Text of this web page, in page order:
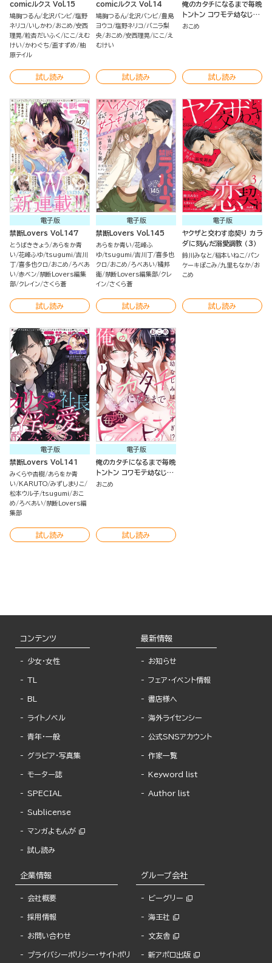
comicルクス Vol.15
鳩胸つるん 北沢バンビ 塩野
ネリコ
いしかわ おこめ 安西
理晃 粒杏だいふく にこ
えむ
けい
かわぐち 盃すずめ 柚
原テイル
試し読み
comicルクス Vol.14
鳩胸つるん 北沢バンビ 豊島
ヨウコ 塩野ネリコ
バニラ梨
央 おこめ 安西理晃 にこ
え
むけい
試し読み
俺のカタチになるまで毎晩
トントン コワモテ幼なじみ
はXLすぎ!?
おこめ
試し読み
電子版
禁断Lovers Vol.147
とうばききょう
あらをか青
い 花峰ふゆ tsugumi 吉川
丁 喜多也クロ おこめ
ろべあ
い 赤ベン 禁断Lovers編集
部 クレイン さくら蒼
試し読み
電子版
禁断Lovers Vol.145
あらをか青い 花峰ふ
ゆ tsugumi 吉川丁 喜多也
クロ
おこめ ろべあい 橘邦
衛 禁断Lovers編集部 クレ
イン さくら蒼
試し読み
電子版
ヤクザと交わす恋契り カラ
ダに刻んだ溺愛調教 （3）
鈴川みなと 稲本いねこ
パン
ケーキぽこみ 九里もなか お
こめ
試し読み
電子版
禁断Lovers Vol.141
みくらや杏樹 あらをか青
い
KARUTO みずしまりこ
松本ウル子 tsugumi
おこ
め
ろべあい 禁断Lovers編
集部
試し読み
電子版
俺のカタチになるまで毎晩
トントン コワモテ幼なじみ
はXLすぎ!?（分冊版）
おこめ
試し読み
コンテンツ
少女・女性
TL
BL
ライトノベル
青年・一般
グラビア・写真集
モーター誌
SPECIAL
Sublicense
マンガよもんが
試し読み
最新情報
お知らせ
フェア・イベント情報
書店様へ
海外ライセンシー
公式SNSアカウント
作家一覧
Keyword list
Author list
企業情報
会社概要
採用情報
お問い合わせ
プライバシーポリシー・サイトポリ
グループ会社
ビーグリー
海王社
文友舎
新アポロ出版